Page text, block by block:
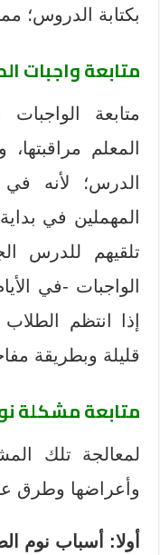
بكتابة الدروس؛
متابعة واجبات
متابعة
المعلم
الدرس؛ لأنه
المهملين في
تلقيهم للدرس
الواجبات -في
إذا انتظم
قليلة وبطريقة
متابعة مشكلة
لمعالجة تلك
وأعراضها وطرق
أولا: أسباب نوم